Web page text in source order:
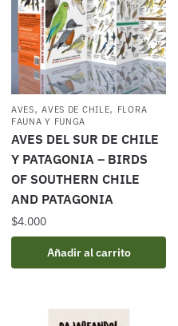
AVES,AVES DE CHILE, FLORA
FAUNA Y FUNGA
AVES DEL SUR DE CHILE
Y PATAGONIA – BIRDS
OF SOUTHERN CHILE
AND PATAGONIA
$4.000
Añadir al carrito